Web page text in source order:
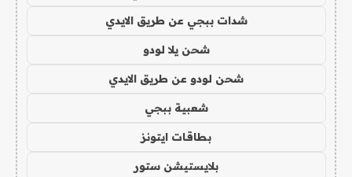
شدات ببجي عن طريق الايدي
شحن يلا لودو
شحن لودو عن طريق الايدي
شعبية ببجي
بطاقات ايتونز
بلايستيشن ستور